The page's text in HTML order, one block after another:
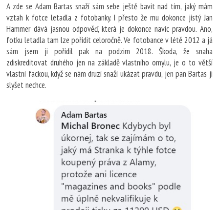
A zde se Adam Bartas snaží sám sebe ještě bavit nad tím, jaký mám
vztah k fotce letadla z fotobanky. I přesto že mu dokonce jistý Jan
Hammer dává jasnou odpověď, která je dokonce navíc pravdou. Ano,
fotku letadla tam lze pořídit celoročně. Ve fotobance v létě 2012 a já
sám jsem ji pořídil pak na podzim 2018. Škoda, že snaha
zdiskreditovat druhého jen na základě vlastního omylu, je o to větší
vlastní fackou, když se nám druzí snaží ukázat pravdu, jen pan Bartas ji
slyšet nechce.